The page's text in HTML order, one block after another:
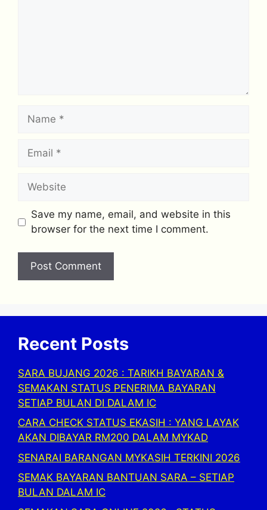
Name
Email
Website
Save my name, email, and website in this
browser for the next time I comment.
Recent Posts
SARA BUJANG 2026 : TARIKH BAYARAN &
SEMAKAN STATUS PENERIMA BAYARAN
SETIAP BULAN DI DALAM IC
CARA CHECK STATUS EKASIH : YANG LAYAK
AKAN DIBAYAR RM200 DALAM MYKAD
SENARAI BARANGAN MYKASIH TERKINI 2026
SEMAK BAYARAN BANTUAN SARA – SETIAP
BULAN DALAM IC